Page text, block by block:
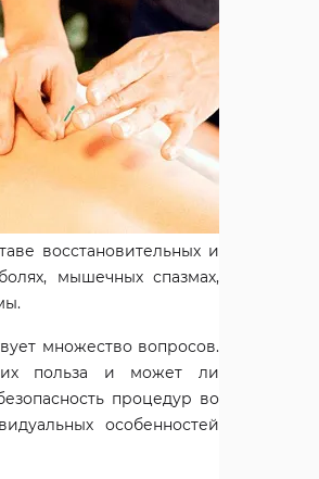
восстановительных и
мышечных спазмах,
множество вопросов.
их польза и может ли
процедур во
особенностей